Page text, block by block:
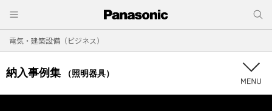
電気・建築設備（ビジネス）
納入事例集 （照明器具）